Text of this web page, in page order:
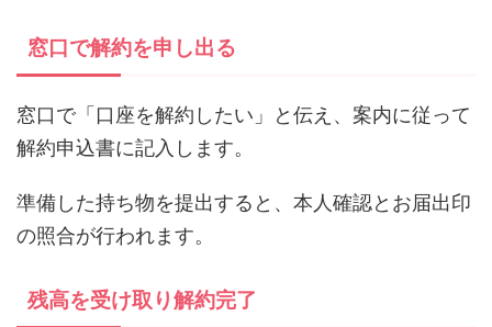
窓口で解約を申し出る
窓口で「口座を解約したい」と伝え、案内に従って
解約申込書に記入します。
準備した持ち物を提出すると、本人確認とお届出印
の照合が行われます。
残高を受け取り解約完了